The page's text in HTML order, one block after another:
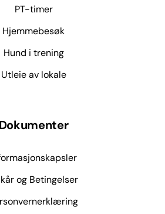
PT-timer
Hjemmebesøk
Hund i trening
Utleie av lokale
Dokumenter
og Betingelser